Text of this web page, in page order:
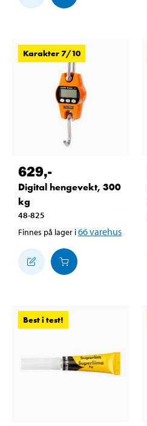
Karakter 7/10
629,-
Digital hengevekt, 300
kg
48-825
Finnes på lager i66varehus
Best i test!